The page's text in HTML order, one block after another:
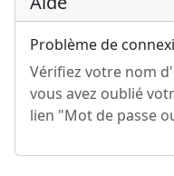
Problème de
Vérifiez votre nom
vous avez oublié
lien "Mot de passe